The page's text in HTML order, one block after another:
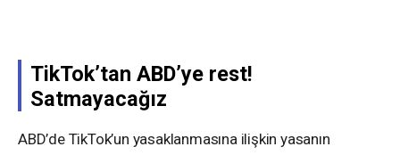
TikTok’tan ABD’ye rest!
Satmayacağız
ABD’de TikTok’un yasaklanmasına ilişkin yasanın